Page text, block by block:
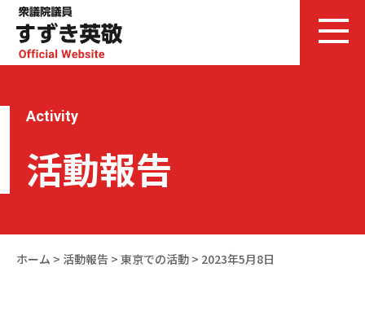
Activity
活動報告
ホーム > 活動報告 > 東京での活動 > 2023年5月8日